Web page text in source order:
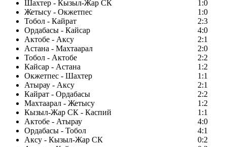
Шахтер - Кызыл-Жар СК
1:0
Жетысу - Окжетпес
1:0
Тобол - Кайрат
2:3
Ордабасы - Кайсар
4:0
Актобе - Аксу
2:1
Астана - Махтаарал
2:0
Тобол - Актобе
2:2
Кайсар - Астана
1:2
Окжетпес - Шахтер
1:1
Атырау - Аксу
2:1
Кайрат - Ордабасы
2:2
Махтаарал - Жетысу
1:2
Кызыл-Жар СК - Каспий
1:1
Актобе - Атырау
4:0
Ордабасы - Тобол
4:1
Аксу - Кызыл-Жар СК
0:2